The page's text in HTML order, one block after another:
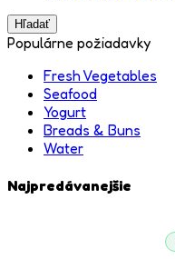
Hľadať
Populárne požiadavky
Fresh Vegetables
Seafood
Yogurt
Breads & Buns
Water
Najpredávanejšie